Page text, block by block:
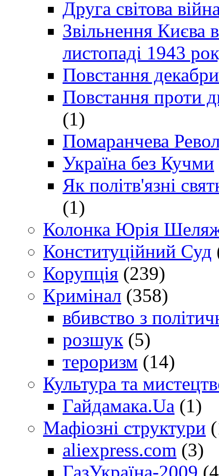
Друга світова
Звільнення Києва
листопаді 1943
Повстання
Повстання проти
(1)
Помаранчева
Україна без Кучми
Як політв'язні
(1)
Колонка Юрія
Конституційний Суд
Корупція (239)
Кримінал (358)
вбивство з
розшук (5)
тероризм (14)
Культура та
Гайдамака.Ua (1)
Мафіозні структури
aliexpress.com (3)
ГазУкраїна-2009